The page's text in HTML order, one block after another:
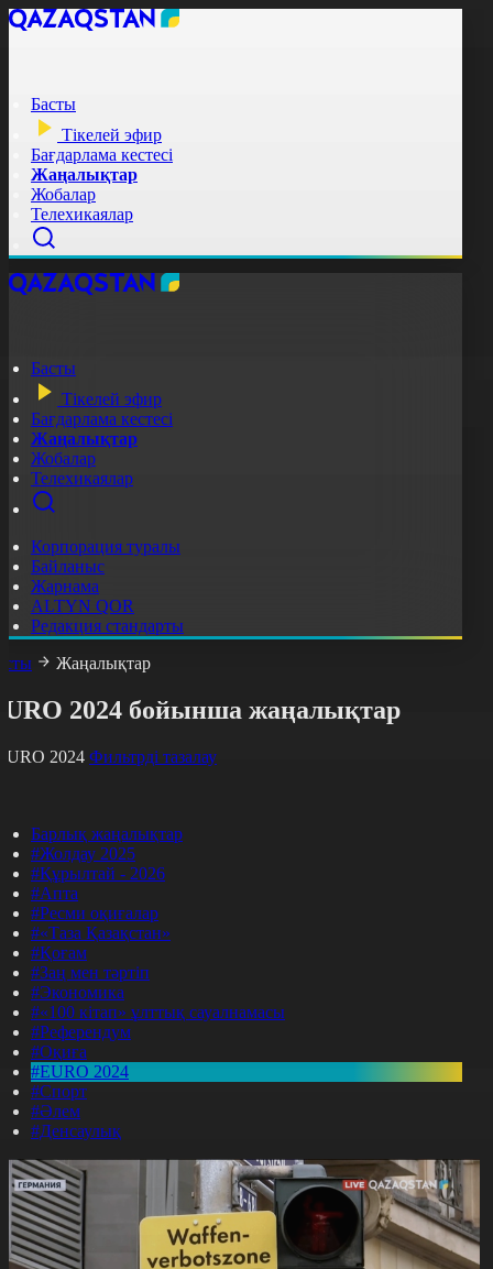
Басты
Тікелей эфир
Бағдарлама кестесі
Жаңалықтар
Жобалар
Телехикаялар
Басты
Тікелей эфир
Бағдарлама кестесі
Жаңалықтар
Жобалар
Телехикаялар
Корпорация туралы
Байланыс
Жарнама
ALTYN QOR
Редакция стандарты
Жаңалықтар
2024 бойынша жаңалықтар
2024 Фильтрді тазалау
Барлық жаңалықтар
#Жолдау 2025
#Құрылтай - 2026
#Апта
#Ресми оқиғалар
#«Таза Қазақстан»
#Қоғам
#Заң мен тәртіп
#Экономика
#«100 кітап» ұлттық сауалнамасы
#Референдум
#Оқиға
#EURO 2024
#Спорт
#Әлем
#Денсаулық